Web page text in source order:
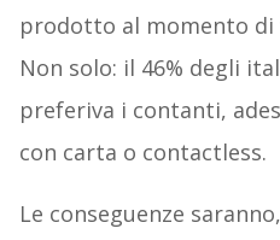
prodotto al momento
Non solo: il 46% degli
preferiva i contanti,
con carta o contactless.
Le conseguenze